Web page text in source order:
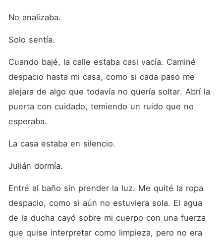
No analizaba.
Solo sentía.
Cuando bajé, la calle estaba casi vacía. Caminé
despacio hasta mi casa, como si cada paso me
alejara de algo que todavía no quería soltar. Abrí la
puerta con cuidado, temiendo un ruido que no
esperaba.
La casa estaba en silencio.
Julián dormía.
Entré al baño sin prender la luz. Me quité la ropa
despacio, como si aún no estuviera sola. El agua
de la ducha cayó sobre mi cuerpo con una fuerza
que quise interpretar como limpieza, pero no era